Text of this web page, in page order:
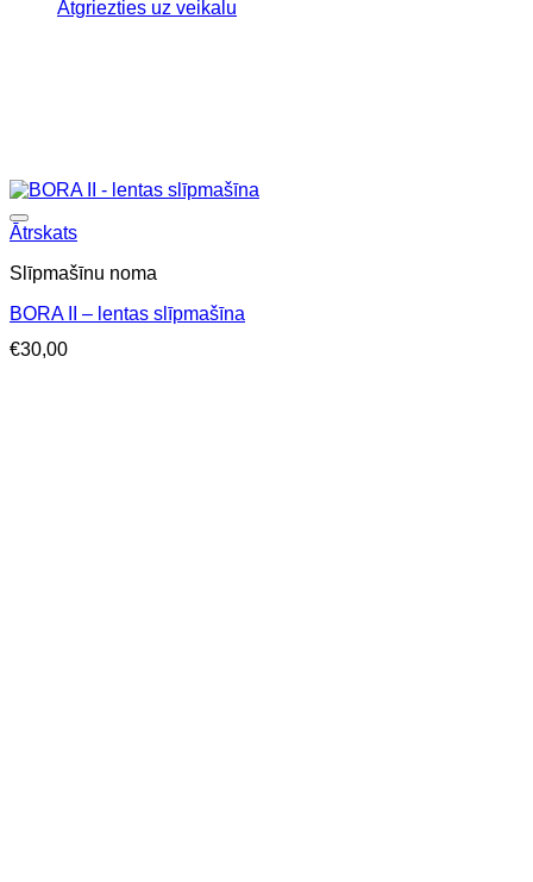
Atgriezties uz veikalu
Ātrskats
Slīpmašīnu noma
BORA II – lentas slīpmašīna
€30,00